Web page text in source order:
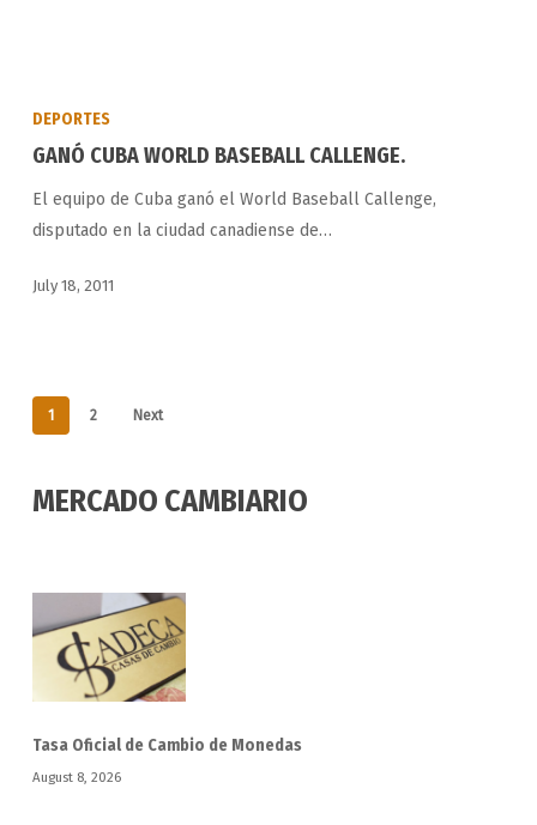
WORLD
BASEBALL
CALLENGE.
DEPORTES
GANÓ CUBA WORLD BASEBALL CALLENGE.
El equipo de Cuba ganó el World Baseball Callenge,
disputado en la ciudad canadiense de…
July 18, 2011
1 2 Next
MERCADO CAMBIARIO
Tasa Oficial de Cambio de Monedas
August 8, 2026